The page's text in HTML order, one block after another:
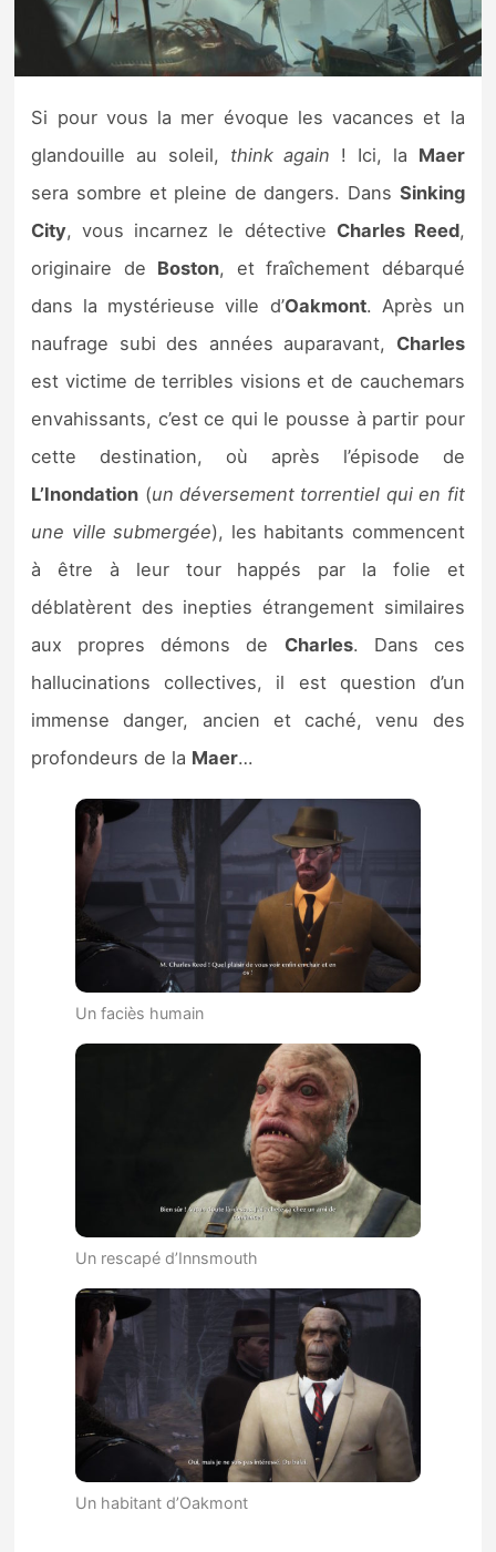
Nintendo Direct
Tests et previews
Tests de jeux
Tests d’accessoires
Autres tests
Previews
Précommandes
Précommandes jeux Switch 2
Sorties de jeux
Bons plans
Guides
Si pour vous la mer évoque les vacances et la
glandouille au soleil, think again ! Ici, la Maer
sera sombre et pleine de dangers. Dans Sinking
City, vous incarnez le détective Charles Reed,
originaire de Boston, et fraîchement débarqué
dans la mystérieuse ville d’Oakmont. Après un
naufrage subi des années auparavant, Charles
est victime de terribles visions et de cauchemars
envahissants, c’est ce qui le pousse à partir pour
cette destination, où après l’épisode de
L’Inondation (un déversement torrentiel qui en fit
une ville submergée), les habitants commencent
à être à leur tour happés par la folie et
déblatèrent des inepties étrangement similaires
aux propres démons de Charles. Dans ces
hallucinations collectives, il est question d’un
immense danger, ancien et caché, venu des
profondeurs de la Maer…
Un faciès humain
Un rescapé d’Innsmouth
Un habitant d’Oakmont